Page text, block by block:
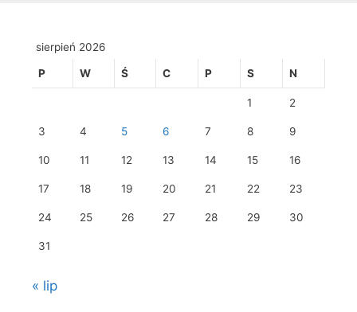
sierpień 2026
P W Ś C P S N
1 2
3 4 5 6 7 8 9
10 11 12 13 14 15 16
17 18 19 20 21 22 23
24 25 26 27 28 29 30
31
« lip